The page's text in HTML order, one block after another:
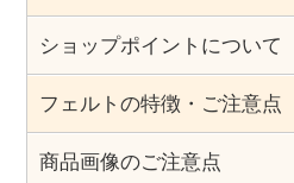
ショップポイントについて
フェルトの特徴・ご注意点
商品画像のご注意点